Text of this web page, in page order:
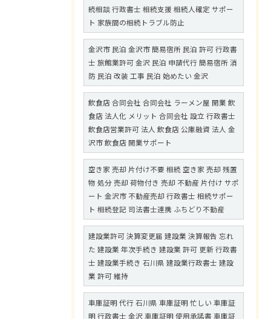
続相談 行政書士 相続支援 相続人確定 サポー
ト 家族間の相続トラブル防止
金沢市 民泊 金沢市 簡易宿所 民泊 許可 行政書
士 旅館業許可 金沢 民泊 申請代行 簡易宿所 消
防 民泊 改装 工事 民泊 始めたい 金沢
飲食店 合同会社 合同会社 ラーメン屋 開業 飲
食店 法人化 メリット 合同会社 設立 行政書士
飲食店営業許可 法人 飲食店 公庫融資 法人 金
沢市 飲食店 開業サポート
空き家 売却 片付け不要 相続 空き家 売却 残置
物 処分 売却 荷物付き 売却 不動産 片付け サポ
ート 金沢市 不動産売却 行政書士 相続サポー
ト 相続登記 司法書士連携 ふちどり不動産
建設業許可 決算変更届 建設業 決算報告 忘れ
た 建設業 年次手続き 建設業 許可 更新 行政書
士 建設業手続き 石川県 建設業行政書士 建設
業 許可 維持
車庫証明 代行 石川県 車庫証明 忙しい 車庫証
明 行政書士 金沢 車庫証明 使用承諾書 車庫証